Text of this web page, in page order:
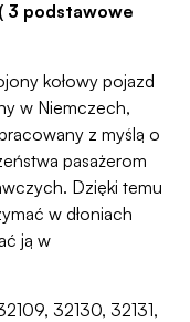
3 podstawowe
kołowy pojazd
w Niemczech,
z myślą o
pasażerom
Dzięki temu
w dłoniach
ją w
32130, 32131,